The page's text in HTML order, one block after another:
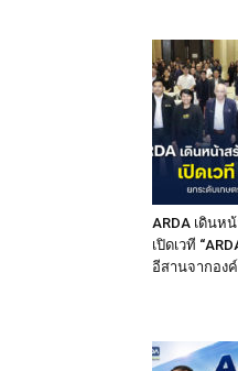
ARDA เดินห
เปิดเวที
อีสานจากอง